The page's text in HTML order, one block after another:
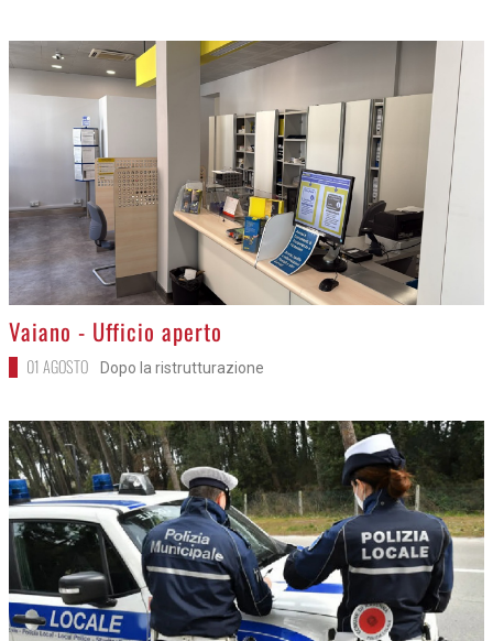
>
Vaiano - Ufficio aperto
01 AGOSTO Dopo la ristrutturazione